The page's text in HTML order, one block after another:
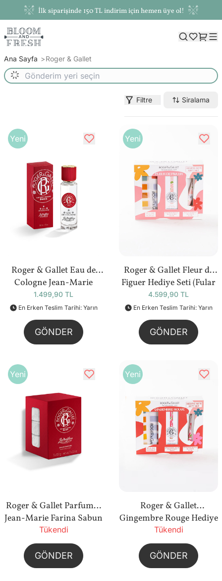
İlk siparişinde 150 TL indirim için hemen üye ol!
Ana Sayfa Roger & Gallet
Filtre Siralama
Yeni
Roger & Gallet Eau de
Cologne Jean-Marie
Farina (30 ml)
1.499,90 TL
En Erken Teslim Tarihi: Yarın
GÖNDER
Yeni
Roger & Gallet Fleur de
Figuer Hediye Seti (Fular
Hediyeli)
4.599,90 TL
En Erken Teslim Tarihi: Yarın
GÖNDER
Yeni
Roger & Gallet Parfumés
Jean-Marie Farina Sabun
Seti
Tükendi
GÖNDER
Yeni
Roger & Gallet
Gingembre Rouge Hediye
Seti (Fular Hediyeli)
Tükendi
GÖNDER